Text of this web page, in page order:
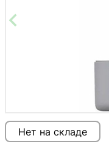
Нет на складе